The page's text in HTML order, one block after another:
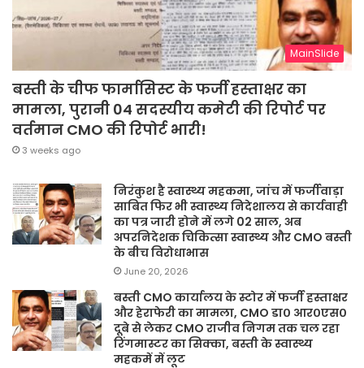
MainSlide
बस्ती के चीफ फार्मासिस्ट के फर्जी हस्ताक्षर का
मामला, पुरानी 04 सदस्यीय कमेटी की रिपोर्ट पर
वर्तमान CMO की रिपोर्ट भारी!
3 weeks ago
निरंकुश है स्वास्थ्य महकमा, जांच में फर्जीवाड़ा
साबित फिर भी स्वास्थ्य निदेशालय से कार्यवाही
का पत्र जारी होने में लगे 02 साल, अब
अपरनिदेशक चिकित्सा स्वास्थ्य और CMO बस्ती
के बीच विरोधाभास
June 20, 2026
बस्ती CMO कार्यालय के स्टोर में फर्जी हस्ताक्षर
और हेराफेरी का मामला, CMO डा० आर०एस०
दूबे से लेकर CMO राजीव निगम तक चल रहा
रिंगमास्टर का सिक्का, बस्ती के स्वास्थ्य
महकमें में लूट